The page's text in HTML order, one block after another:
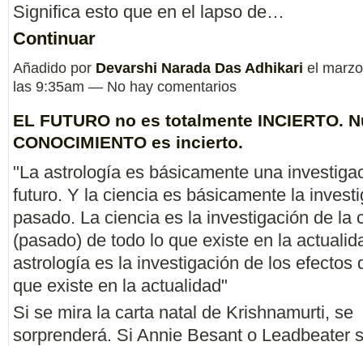
Significa esto que en el lapso de…
Continuar
Añadido por Devarshi Narada Das Adhikari el
las 9:35am — No hay comentarios
EL FUTURO no es totalmente INCIERTO.
CONOCIMIENTO es incierto.
"La astrología es básicamente una
futuro. Y la ciencia es básicamente la
pasado. La ciencia es la investigación de la
(pasado) de todo lo que existe en la
astrología es la investigación de los efectos
que existe en la actualidad"
Si se mira la carta natal de Krishnamurti, se
sorprenderá. Si Annie Besant o Leadbeater